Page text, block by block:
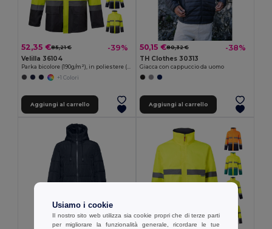
52,35 €85,21 € -39%
Velilla 36104
Parka bicolore (190g/m²), in poliestere (100%), con rivestimento in PU
+1 Colori
Aggiungi al carrello
50,15 €80,32 € -38%
TH Clothes 30313
Giacca con cappuccio da uomo
Aggiungi al carrello
Usiamo i cookie
Il nostro sito web utilizza sia cookie propri che di terze parti
per migliorare la funzionalità generale, ricordare le tue